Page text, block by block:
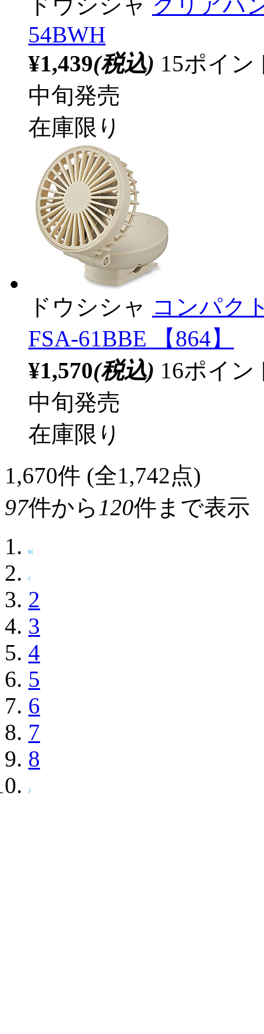
ドウシシャ クリアハ
54BWH
¥1,439(税込) 15ポイ
中旬発売
在庫限り
ドウシシャ コンパク
FSA-61BBE 【864】
¥1,570(税込) 16ポイ
中旬発売
在庫限り
1,670件 (全1,742点)
97件から 120件まで表示
2
3
4
5
6
7
8